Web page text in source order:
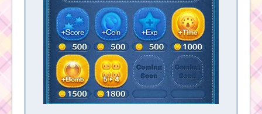
コンボするミッション
を攻略するツム
帽子をかぶったツムを
合計600個消すミッシ
ョンを攻略するツム